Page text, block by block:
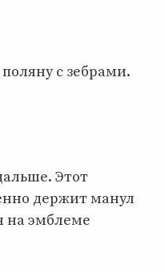
с зебрами.
Этот
держит манул
на эмблеме